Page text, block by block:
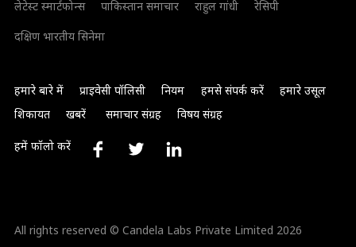
लेटेस्ट स्मार्टफोन्स
पाकिस्तान समाचार राहुल गांधी
रेसिपी
दक्षिण भारतीय सिनेमा
हमारे बारे में प्राइवेसी पॉलिसी नियम हमसे संपर्क करें
हमारे उसूल
शिकायत
खबरें समाचार संग्रह विषय संग्रह
हमें फॉलो करें
All rights reserved © Candela Labs Private Limited 2026